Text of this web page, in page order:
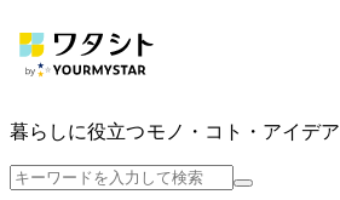
暮らしに役立つモノ・コト・アイデア